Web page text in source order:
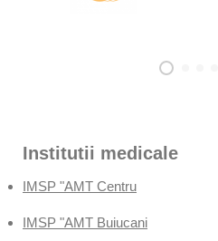
Institutii medicale
IMSP "AMT Centru
IMSP "AMT Buiucani